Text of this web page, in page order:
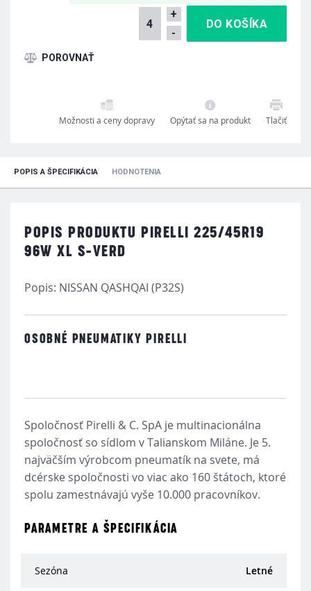
+
-
Možnosti a ceny dopravy Opýtať sa na produkt Tlačiť
POPIS A ŠPECIFIKÁCIA HODNOTENIA
POPIS PRODUKTU PIRELLI 225/45R19
96W XL S-VERD
Popis: NISSAN QASHQAI (P32S)
OSOBNÉ PNEUMATIKY PIRELLI
Spoločnosť Pirelli & C. SpA je multinacionálna
spoločnosť so sídlom v Talianskom Miláne. Je 5.
najväčším výrobcom pneumatík na svete, má
dcérske spoločnosti vo viac ako 160 štátoch, ktoré
spolu zamestnávajú vyše 10.000 pracovníkov.
PARAMETRE A ŠPECIFIKÁCIA
Sezóna Letné